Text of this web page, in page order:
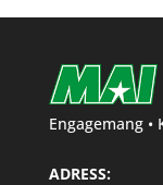
Engagemang •
ADRESS: